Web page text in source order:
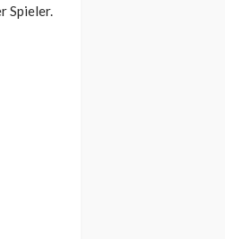
Spieler.